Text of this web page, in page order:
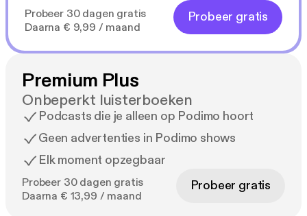
Probeer 30 dagen gratis
Daarna € 9,99 / maand
Probeer gratis
Premium Plus
Onbeperkt luisterboeken
Podcasts die je alleen op Podimo hoort
Geen advertenties in Podimo shows
Elk moment opzegbaar
Probeer 30 dagen gratis
Daarna € 13,99 / maand
Probeer gratis